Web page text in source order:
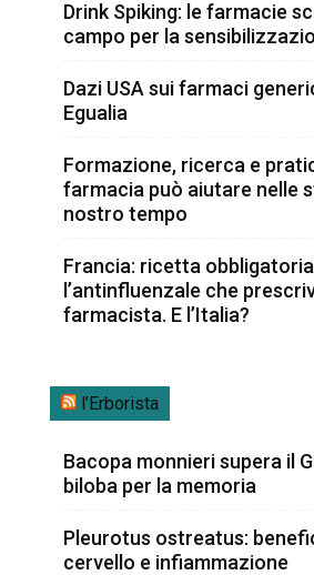
Drink Spiking: le farmacie
campo per la
Dazi USA sui farmaci
Egualia
Formazione, ricerca e
farmacia può aiutare nelle
nostro tempo
Francia: ricetta
l’antinfluenzale che
farmacista. E l’Italia?
l’Erborista
Bacopa monnieri supera il
biloba per la memoria
Pleurotus ostreatus:
cervello e infiammazione